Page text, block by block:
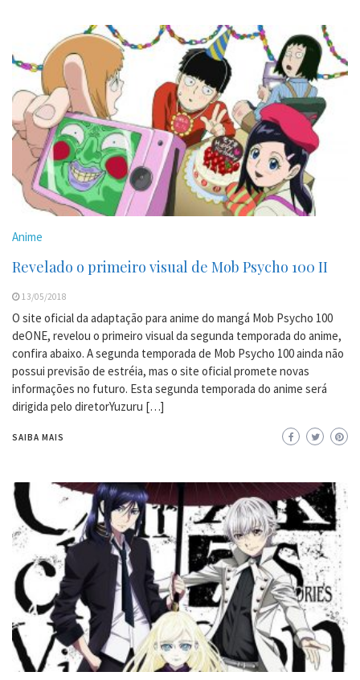
Anime
Revelado o primeiro visual de Mob Psycho 100 II
13/05/2018
O site oficial da adaptação para anime do mangá Mob Psycho 100
deONE, revelou o primeiro visual da segunda temporada do anime,
confira abaixo. A segunda temporada de Mob Psycho 100 ainda não
possui previsão de estréia, mas o site oficial promete novas
informações no futuro. Esta segunda temporada do anime será
dirigida pelo diretorYuzuru […]
SAIBA MAIS